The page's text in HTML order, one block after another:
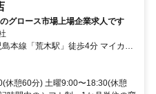
グロース市場上場企業求人です
休憩60分) 土曜9:00〜18:30(休憩